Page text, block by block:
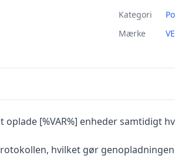
Kategori
Mærke
oplade [%VAR%] enheder
hvilket gør